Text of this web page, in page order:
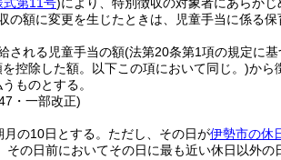
の額に変更を生じたときは、児童手当に係る保
される児童手当の額(法第20条第1項の規定に
控除した額。以下この項において同じ。)から
ものとする。
・一部改正)
の10日とする。 ただし、その日が伊勢市の休
その日前においてその日に最も近い休日以外の